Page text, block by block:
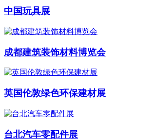
中国玩具展
成都建筑装饰材料博览会
英国伦敦绿色环保建材展
台北汽车零配件展